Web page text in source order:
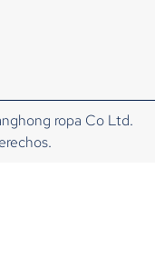
ropa Co Ltd.